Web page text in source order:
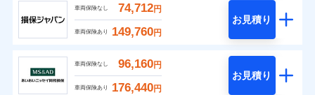
車両保険なし 74,712円
車両保険あり 149,760円
お見積り
車両保険なし 96,160円
車両保険あり 176,440円
お見積り